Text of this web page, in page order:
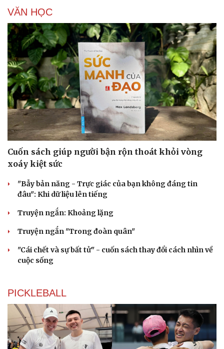
Cải chính
VĂN HỌC
Cuốn sách giúp người bận rộn thoát khỏi vòng
xoáy kiệt sức
"Bẫy bản năng - Trực giác của bạn không đáng tin
đâu": Khi dữ liệu lên tiếng
Truyện ngắn: Khoảng lặng
Truyện ngắn "Trong đoàn quân"
"Cái chết và sự bất tử" - cuốn sách thay đổi cách nhìn về
cuộc sống
PICKLEBALL